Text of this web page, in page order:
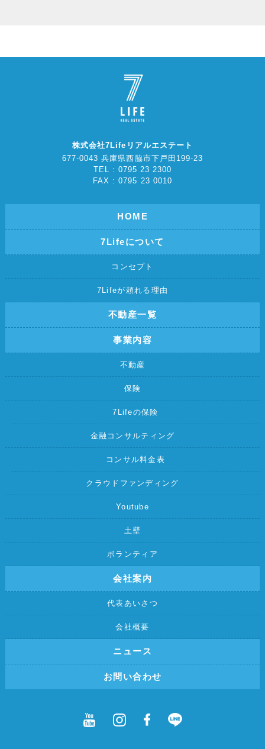
株式会社7Lifeリアルエステート
677-0043 兵庫県西脇市下戸田199-23
TEL : 0795 23 2300
FAX : 0795 23 0010
HOME
7Lifeについて
コンセプト
7Lifeが頼れる理由
不動産一覧
事業内容
不動産
保険
7Lifeの保険
金融コンサルティング
コンサル料金表
クラウドファンディング
Youtube
土壁
ボランティア
会社案内
代表あいさつ
会社概要
ニュース
お問い合わせ